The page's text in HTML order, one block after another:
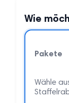
Wie
Pakete
Wähle